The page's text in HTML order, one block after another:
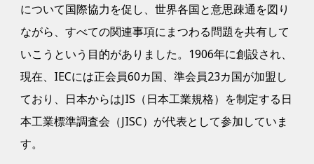
について国際協力を促し、世界各国と意思疎通を図り
ながら、すべての関連事項にまつわる問題を共有して
いこうという目的がありました。1906年に創設され、
現在、IECには正会員60カ国、準会員23カ国が加盟し
ており、日本からはJIS（日本工業規格）を制定する日
本工業標準調査会（JISC）が代表として参加していま
す。